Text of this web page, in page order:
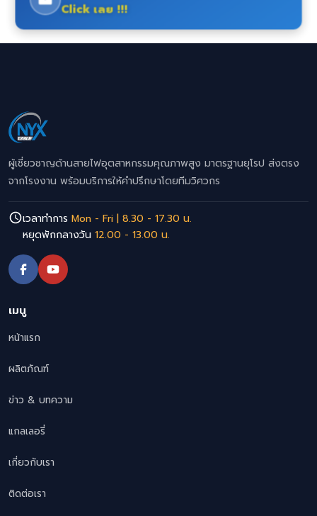
Click เลย !!!
ผู้เชี่ยวชาญด้านสายไฟอุตสาหกรรมคุณภาพสูง มาตรฐานยุโรป ส่งตรง
จากโรงงาน พร้อมบริการให้คำปรึกษาโดยทีมวิศวกร
เวลาทำการ Mon - Fri | 8.30 - 17.30 น.
หยุดพักกลางวัน 12.00 - 13.00 น.
เมนู
หน้าแรก
ผลิตภัณฑ์
ข่าว & บทความ
แกลเลอรี่
เกี่ยวกับเรา
ติดต่อเรา